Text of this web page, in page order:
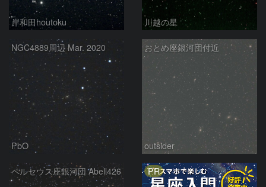
岸和田houtoku 川越の星
NGC4889周辺 Mar. 2020
PbO
おとめ座銀河団付近
outsider
ペルセウス座銀河団 Abell426 PR